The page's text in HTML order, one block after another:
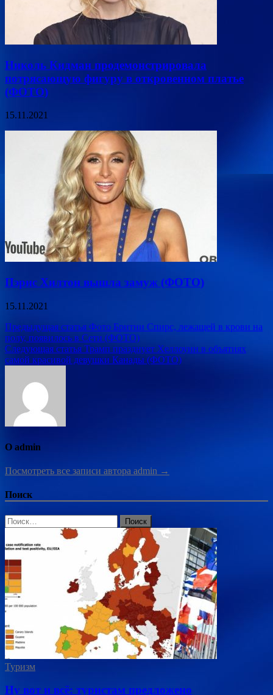
Николь Кидман продемонстрировала
потрясающую фигуру в откровенном платье
(ФОТО)
15.11.2021
Пэрис Хилтон вышла замуж (ФОТО)
15.11.2021
Навигация
по
записям
Предыдущая статья Фото Бритни Спирс, лежащей в крови на
полу, появилось в Сети (ФОТО)
Следующая статья Трамп празднует Хеллоуин в объятиях
самой красивой девушки Канады (ФОТО)
О admin
Посмотреть все записи автора admin →
Поиск
Найти:
Туризм
Ну вот и всё: туристам предложено